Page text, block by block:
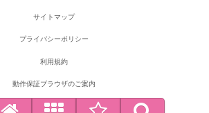
サイトマップ
プライバシーポリシー
利用規約
動作保証ブラウザのご案内